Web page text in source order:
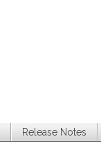
Release Notes